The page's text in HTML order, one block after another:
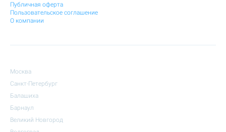
Публичная оферта
Пользовательское соглашение
О компании
Москва
Санкт-Петербург
Балашиха
Барнаул
Великий Новгород